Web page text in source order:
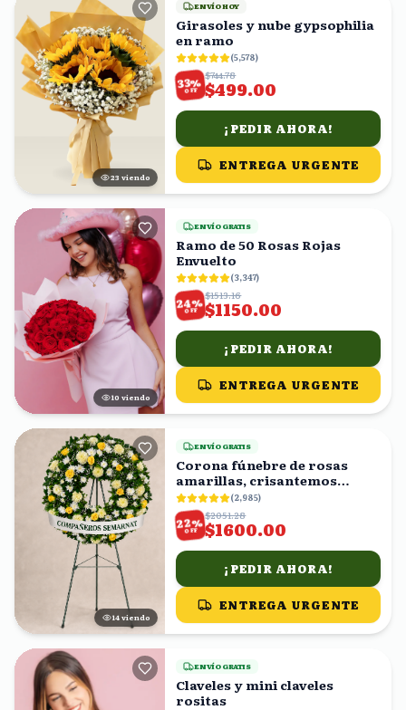
23 viendo
ENVÍO HOY
Girasoles y nube gypsophilia
en ramo
(5,578)
33%
OFF
$744.78
$499.00
¡PEDIR AHORA!
ENTREGA URGENTE
10 viendo
ENVÍO GRATIS
Ramo de 50 Rosas Rojas
Envuelto
(3,347)
24%
OFF
$1513.16
$1150.00
¡PEDIR AHORA!
ENTREGA URGENTE
14 viendo
ENVÍO GRATIS
Corona fúnebre de rosas
amarillas, crisantemos
blancos y follaje
(2,985)
22%
OFF
$2051.28
$1600.00
¡PEDIR AHORA!
ENTREGA URGENTE
ENVÍO GRATIS
Claveles y mini claveles
rositas